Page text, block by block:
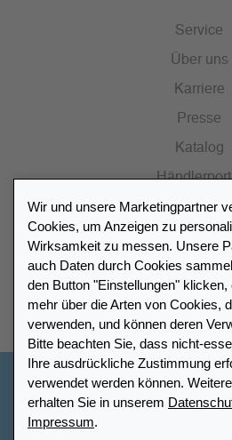
Service
Über uns
Karriere
Presse
Katalog
Meinen Leuchtturm
Wir und unsere Marketingpartner
Cookies, um Anzeigen zu
Wirksamkeit zu messen. Unsere
auch Daten durch Cookies
den Button "Einstellungen" klicken,
mehr über die Arten von Cookies,
verwenden, und können deren
Bitte beachten Sie, dass nicht-
Ihre ausdrückliche Zustimmung
verwendet werden können.
erhalten Sie in unserem
Impressum.
Deutschland
Cookie-Einstellungen